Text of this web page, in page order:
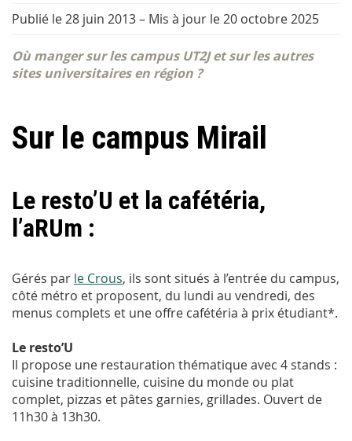
Publié le 28 juin 2013– Mis à jour le 20 octobre 2025
Où manger sur les campus UT2J et sur les autres
sites universitaires en région ?
Sur le campus Mirail
Le resto’U et la cafétéria,
l’aRUm :
Gérés par le Crous, ils sont situés à l’entrée du campus,
côté métro et proposent, du lundi au vendredi, des
menus complets et une offre cafétéria à prix étudiant*.
Le resto’U
Il propose une restauration thématique avec 4 stands :
cuisine traditionnelle, cuisine du monde ou plat
complet, pizzas et pâtes garnies, grillades. Ouvert de
11h30 à 13h30.